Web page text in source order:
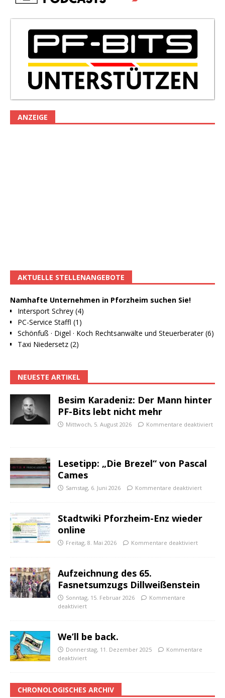
ANZEIGE
AKTUELLE STELLENANGEBOTE
Namhafte Unternehmen in Pforzheim suchen Sie!
Intersport Schrey (4)
PC-Service Staffl (1)
Schönfuß · Digel · Koch Rechtsanwälte und Steuerberater (6)
Taxi Niedersetz (2)
NEUESTE ARTIKEL
Besim Karadeniz: Der Mann hinter
PF-Bits lebt nicht mehr
Mittwoch, 5. August 2026 Kommentare deaktiviert
Lesetipp: „Die Brezel“ von Pascal
Cames
Samstag, 6. Juni 2026 Kommentare deaktiviert
Stadtwiki Pforzheim-Enz wieder
online
Freitag, 8. Mai 2026 Kommentare deaktiviert
Aufzeichnung des 65.
Fasnetsumzugs Dillweißenstein
Sonntag, 15. Februar 2026
Kommentare
deaktiviert
We’ll be back.
Donnerstag, 11. Dezember 2025
Kommentare
deaktiviert
CHRONOLOGISCHES ARCHIV